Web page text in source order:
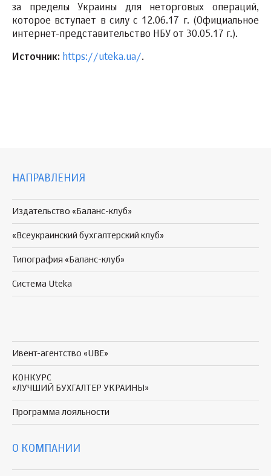
за пределы Украины для неторговых операций,
которое вступает в силу с 12.06.17 г. (Официальное
интернет-представительство НБУ от 30.05.17 г.).
Источник: https://uteka.ua/.
НАПРАВЛЕНИЯ
Издательство «Баланс-клуб»
«Всеукраинский бухгалтерский клуб»
Типография «Баланс-клуб»
Система Uteka
Ивент-агентство «UBE»
КОНКУРС
«ЛУЧШИЙ БУХГАЛТЕР УКРАИНЫ»
Программа лояльности
О КОМПАНИИ